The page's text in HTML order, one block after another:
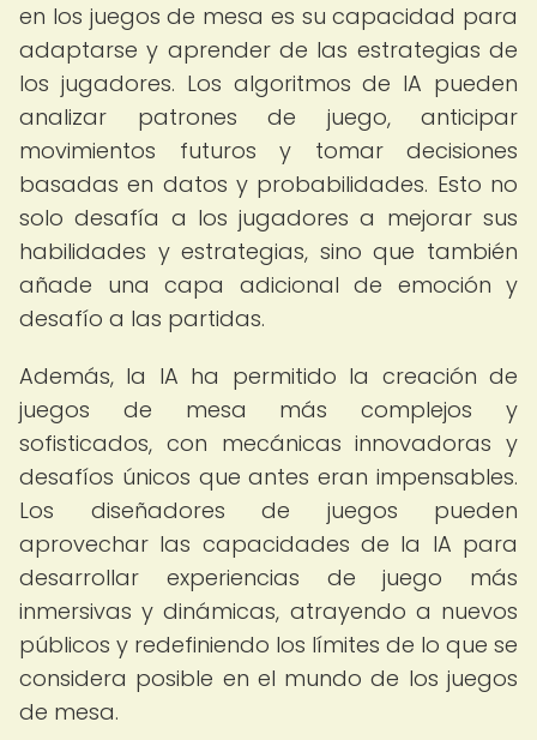
en los juegos de mesa es su capacidad para
adaptarse y aprender de las estrategias de
los jugadores. Los algoritmos de IA pueden
analizar patrones de juego, anticipar
movimientos futuros y tomar decisiones
basadas en datos y probabilidades. Esto no
solo desafía a los jugadores a mejorar sus
habilidades y estrategias, sino que también
añade una capa adicional de emoción y
desafío a las partidas.
Además, la IA ha permitido la creación de
juegos de mesa más complejos y
sofisticados, con mecánicas innovadoras y
desafíos únicos que antes eran impensables.
Los diseñadores de juegos pueden
aprovechar las capacidades de la IA para
desarrollar experiencias de juego más
inmersivas y dinámicas, atrayendo a nuevos
públicos y redefiniendo los límites de lo que se
considera posible en el mundo de los juegos
de mesa.